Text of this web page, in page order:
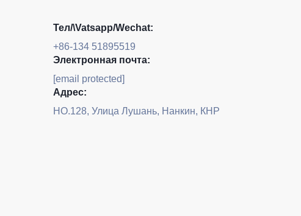
Тел/\Vatsapp/Wechat:
+86-134 51895519
Электронная почта:
[email protected]
Адрес:
НО.128, Улица Лушань, Нанкин, КНР